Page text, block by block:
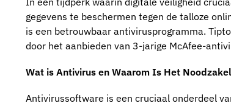
gegevens te beschermen tegen de talloze
is een betrouwbaar antivirusprogramma.
door het aanbieden van 3-jarige McAfee-
Wat is Antivirus en Waarom Is Het
Antivirussoftware is een cruciaal onderdeel